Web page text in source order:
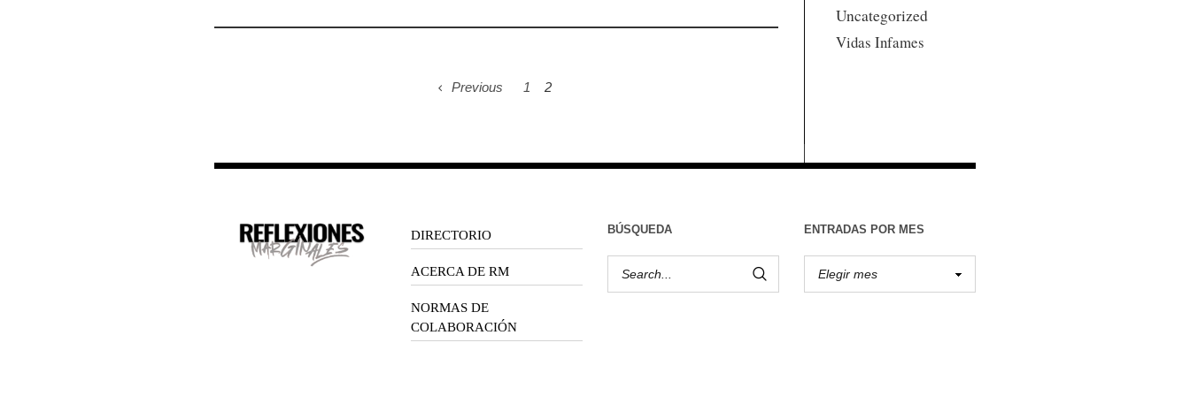
Previous 1 2
Uncategorized
Vidas Infames
DIRECTORIO
ACERCA DE RM
NORMAS DE
COLABORACIÓN
BÚSQUEDA ENTRADAS POR MES